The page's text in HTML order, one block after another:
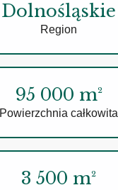
Dolnośląskie
Region
95 000 m²
Powierzchnia całkowita
3 500 m²